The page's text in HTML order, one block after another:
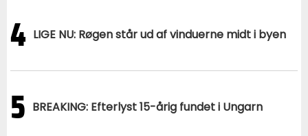
4 LIGE NU: Røgen står ud af vinduerne midt i byen
5 BREAKING: Efterlyst 15-årig fundet i Ungarn